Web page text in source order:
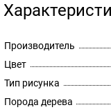
Производитель
Цвет
Тип рисунка
Порода дерева